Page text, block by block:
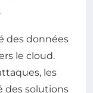
des données
le cloud.
les
des solutions